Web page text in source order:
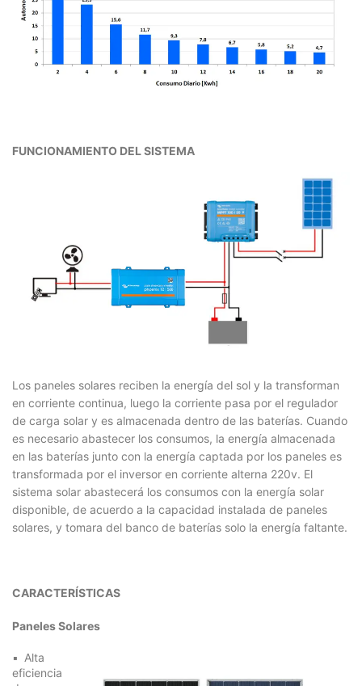
FUNCIONAMIENTO DEL SISTEMA
Los paneles solares reciben la energía del sol y la transforman
en corriente continua, luego la corriente pasa por el regulador
de carga solar y es almacenada dentro de las baterías. Cuando
es necesario abastecer los consumos, la energía almacenada
en las baterías junto con la energía captada por los paneles es
transformada por el inversor en corriente alterna 220v. El
sistema solar abastecerá los consumos con la energía solar
disponible, de acuerdo a la capacidad instalada de paneles
solares, y tomara del banco de baterías solo la energía faltante.
CARACTERÍSTICAS
Paneles Solares
Alta
eficiencia